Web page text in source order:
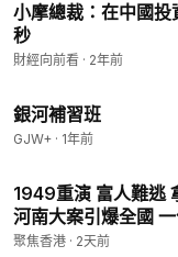
小摩總裁：在中國
秒
財經向前看 · 2年前
銀河補習班
GJW+ · 1年前
1949重演 富人難逃
河南大案引爆全國
隔空接管你的AI 媒
聚焦香港 · 2天前